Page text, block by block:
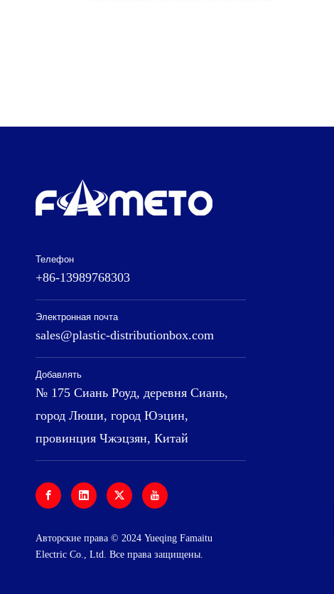
Телефон
+86-13989768303
Электронная почта
sales@plastic-distributionbox.com
Добавлять
№ 175 Сиань Роуд, деревня Сиань,
город Люши, город Юэцин,
провинция Чжэцзян, Китай
Авторские права © 2024 Yueqing Famaitu
Electric Co., Ltd. Все права защищены.